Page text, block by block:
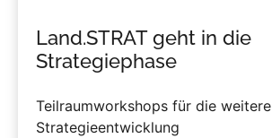
Land.STRAT geht in die
Strategiephase
Teilraumworkshops für die weitere
Strategieentwicklung